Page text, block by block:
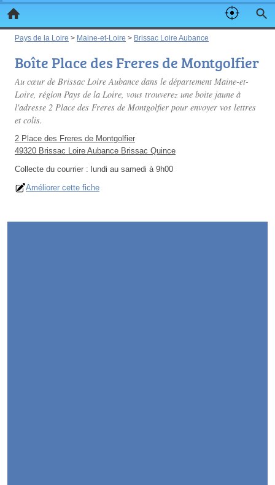
Pays de la Loire > Maine-et-Loire > Brissac Loire Aubance
Boîte Place des Freres de Montgolfier
Au cœur de Brissac Loire Aubance dans le département Maine-et-
Loire, région Pays de la Loire, vous trouverez une boite jaune à
l'adresse 2 Place des Freres de Montgolfier pour envoyer vos lettres
et colis.
2 Place des Freres de Montgolfier
49320 Brissac Loire Aubance Brissac Quince
Collecte du courrier : lundi au samedi à 9h00
Améliorer cette fiche